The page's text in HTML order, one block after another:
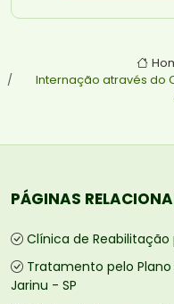
Internação através do
PÁGINAS
Clínica de
Tratamento pelo
Jarinu - SP